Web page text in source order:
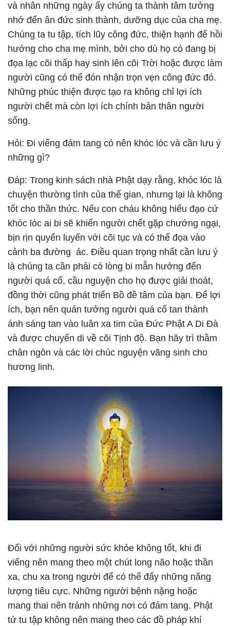
và nhân những ngày ấy chúng ta thành tâm tưởng
nhớ đến ân đức sinh thành, dưỡng dục của cha mẹ.
Chúng ta tu tập, tích lũy công đức, thiện hạnh để hồi
hướng cho cha mẹ mình, bởi cho dù họ có đang bị
đọa lạc cõi thấp hay sinh lên cõi Trời hoặc được làm
người cũng có thể đón nhận trọn vẹn công đức đó.
Những phúc thiện được tạo ra không chỉ lợi ích
người chết mà còn lợi ích chính bản thân người
sống.
Hỏi: Đi viếng đám tang có nên khóc lóc và cần lưu ý
những gì?
Đáp: Trong kinh sách nhà Phật dạy rằng, khóc lóc là
chuyện thường tình của thế gian, nhưng lại là không
tốt cho thần thức. Nếu con cháu không hiểu đạo cứ
khóc lóc ai bi sẽ khiến người chết gặp chướng ngại,
bịn rịn quyến luyến với cõi tục và có thể đọa vào
cảnh ba đường ác. Điều quan trọng nhất cần lưu ý
là chúng ta cần phải có lòng bi mẫn hướng đến
người quá cố, cầu nguyện cho họ được giải thoát,
đồng thời cũng phát triển Bồ đề tâm của bạn. Để lợi
ích, bạn nên quán tưởng người quá cố tan thành
ánh sáng tan vào luân xa tim của Đức Phật A Di Đà
và được chuyển di về cõi Tịnh độ. Bạn hãy trì thầm
chân ngôn và các lời chúc nguyện vãng sinh cho
hương linh.
Đối với những người sức khỏe không tốt, khi đi
viếng nên mang theo một chút long não hoặc thần
xa, chu xa trong người để có thể đẩy những năng
lượng tiêu cực. Những người bệnh nặng hoặc
mang thai nên tránh những nơi có đám tang. Phật
tử tu tập không nên mang theo các đồ pháp khí